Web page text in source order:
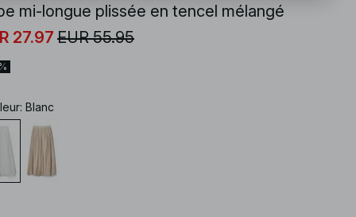
mi-longue plissée en tencel mélangé
27.97 EUR 55.95
: Blanc